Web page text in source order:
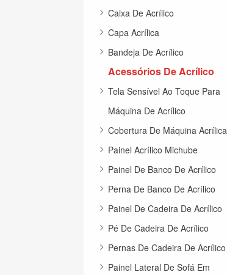
Caixa De Acrílico
Capa Acrílica
Bandeja De Acrílico
Acessórios De Acrílico
Tela Sensível Ao Toque Para
Máquina De Acrílico
Cobertura De Máquina Acrílica
Painel Acrílico Michube
Painel De Banco De Acrílico
Perna De Banco De Acrílico
Painel De Cadeira De Acrílico
Pé De Cadeira De Acrílico
Pernas De Cadeira De Acrílico
Painel Lateral De Sofá Em